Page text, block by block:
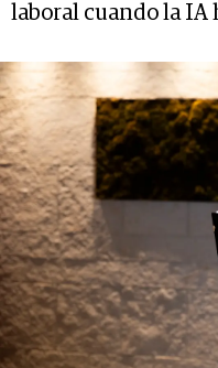
laboral cuando la IA